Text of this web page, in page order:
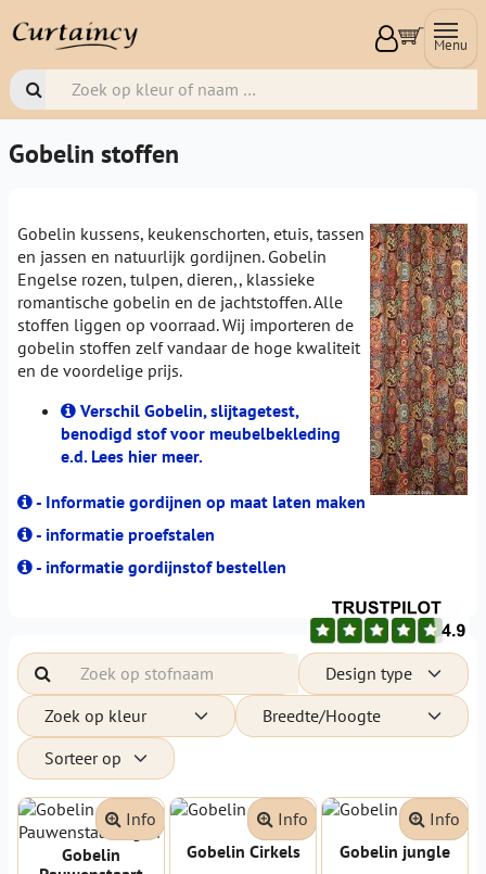
Menu
Gobelin stoffen
Gobelin kussens, keukenschorten, etuis, tassen
en jassen en natuurlijk gordijnen. Gobelin
Engelse rozen, tulpen, dieren,, klassieke
romantische gobelin en de jachtstoffen. Alle
stoffen liggen op voorraad. Wij importeren de
gobelin stoffen zelf vandaar de hoge kwaliteit
en de voordelige prijs.
Verschil Gobelin, slijtagetest,
benodigd stof voor meubelbekleding
e.d. Lees hier meer.
- Informatie gordijnen op maat laten maken
- informatie proefstalen
- informatie gordijnstof bestellen
Design type
Zoek op kleur
Breedte/Hoogte
Sorteer op
Gobelin
Info
Gobelin Cirkels
Info
Gobelin jungle
Info